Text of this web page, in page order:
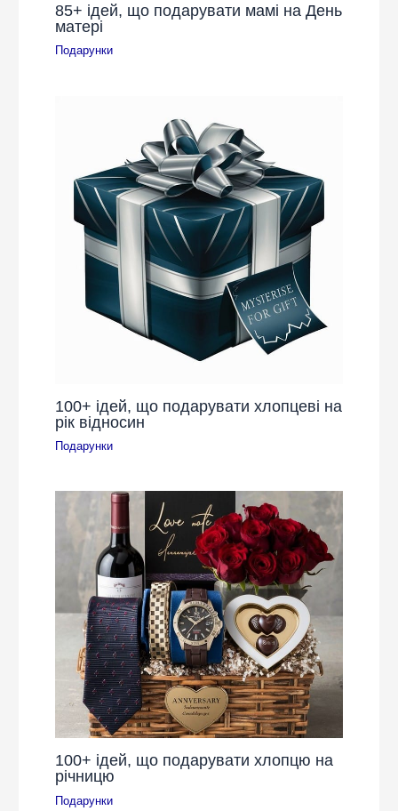
85+ ідей, що подарувати мамі на День
матері
Подарунки
100+ ідей, що подарувати хлопцеві на
рік відносин
Подарунки
100+ ідей, що подарувати хлопцю на
річницю
Подарунки